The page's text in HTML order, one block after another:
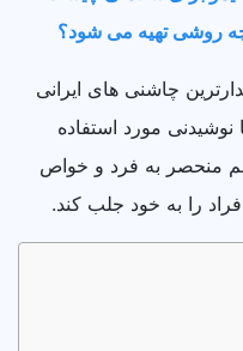
چه روشی تهیه می شود؟
چاشنی‌ های ایرانی
نوشیدنی مورد استفاده
منحصر به فرد و خواص
را به خود جلب کند.